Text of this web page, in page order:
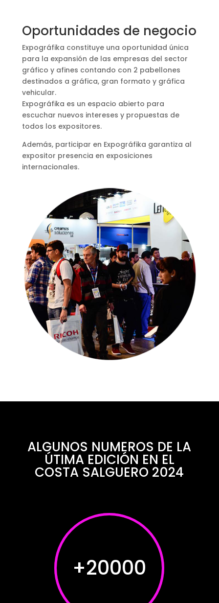
Oportunidades de negocio
Expográfika constituye una oportunidad única
para la expansión de las empresas del sector
gráfico y afines contando con 2 pabellones
destinados a gráfica, gran formato y gráfica
vehicular.
Expográfika es un espacio abierto para
escuchar nuevos intereses y propuestas de
todos los expositores.
Además, participar en Expográfika garantiza al
expositor presencia en exposiciones
internacionales.
ALGUNOS NUMEROS DE LA
ÚTIMA EDICIÓN EN EL
COSTA SALGUERO 2024
+20000